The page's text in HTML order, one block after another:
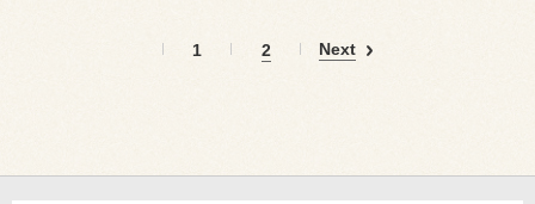
1 2 Next